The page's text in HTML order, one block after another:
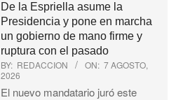
De la Espriella asume la
Presidencia y pone en marcha
un gobierno de mano firme y
ruptura con el pasado
BY: REDACCION ON: 7 AGOSTO,
2026
El nuevo mandatario juró este